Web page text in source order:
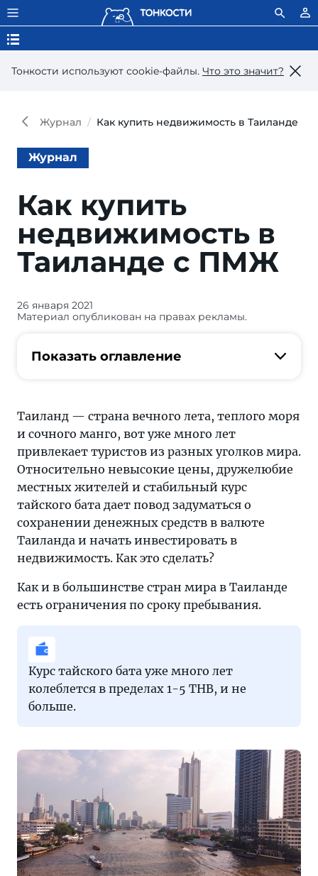
Тонкости используют сookie-файлы. Что это значит?
Журнал Как купить недвижимость в Таиланде с
Журнал
Как купить
недвижимость в
Таиланде с ПМЖ
Таиланд —
страна
лета,
и
сочного
манго,
вот
уже
много
лет
привлекает
туристов
разных
уголков
26 января 2021
Материал опубликован на правах рекламы.
Показать оглавление
Таиланд — страна вечного лета, теплого моря
и сочного манго, вот уже много лет
привлекает туристов из разных уголков мира.
Относительно невысокие цены, дружелюбие
местных жителей и стабильный курс
тайского бата дает повод задуматься о
сохранении денежных средств в валюте
Таиланда и начать инвестировать в
недвижимость. Как это сделать?
Как и в большинстве стран мира в Таиланде
есть ограничения по сроку пребывания.
Курс тайского бата уже много лет
колеблется в пределах 1-5 THB, и не
больше.